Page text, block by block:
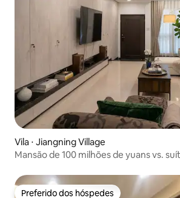
Vila ⋅ Jiangning Village
Mansão de 100 milhões de yuans vs.
banheiros + 2 lavabos, para 14 pessoas
projetado com 300 m² | Estação de
Preferido dos hóspedes